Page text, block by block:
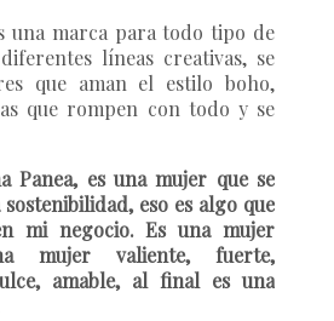
una marca para todo tipo de
líneas creativas, se
que aman el estilo boho,
que rompen con todo y se
Panea, es una mujer que se
eso es algo que
mi negocio. Es una mujer
mujer valiente, fuerte,
amable, al final es una